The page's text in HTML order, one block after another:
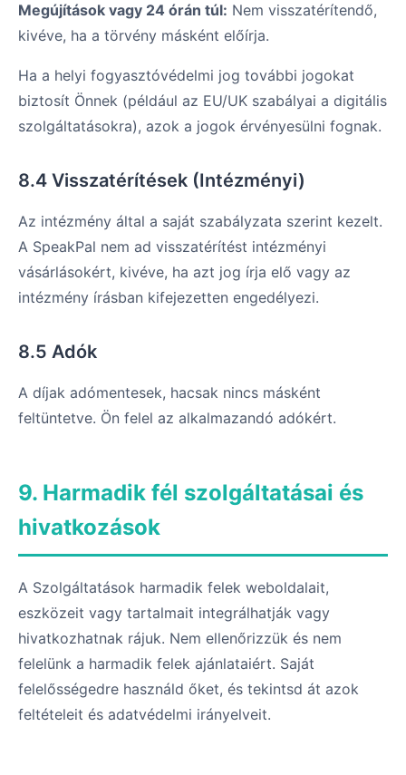
Megújítások vagy 24 órán túl: Nem visszatérítendő,
kivéve, ha a törvény másként előírja.
Ha a helyi fogyasztóvédelmi jog további jogokat
biztosít Önnek (például az EU/UK szabályai a digitális
szolgáltatásokra), azok a jogok érvényesülni fognak.
8.4 Visszatérítések (Intézményi)
Az intézmény által a saját szabályzata szerint kezelt.
A SpeakPal nem ad visszatérítést intézményi
vásárlásokért, kivéve, ha azt jog írja elő vagy az
intézmény írásban kifejezetten engedélyezi.
8.5 Adók
A díjak adómentesek, hacsak nincs másként
feltüntetve. Ön felel az alkalmazandó adókért.
9. Harmadik fél szolgáltatásai és
hivatkozások
A Szolgáltatások harmadik felek weboldalait,
eszközeit vagy tartalmait integrálhatják vagy
hivatkozhatnak rájuk. Nem ellenőrizzük és nem
felelünk a harmadik felek ajánlataiért. Saját
felelősségedre használd őket, és tekintsd át azok
feltételeit és adatvédelmi irányelveit.